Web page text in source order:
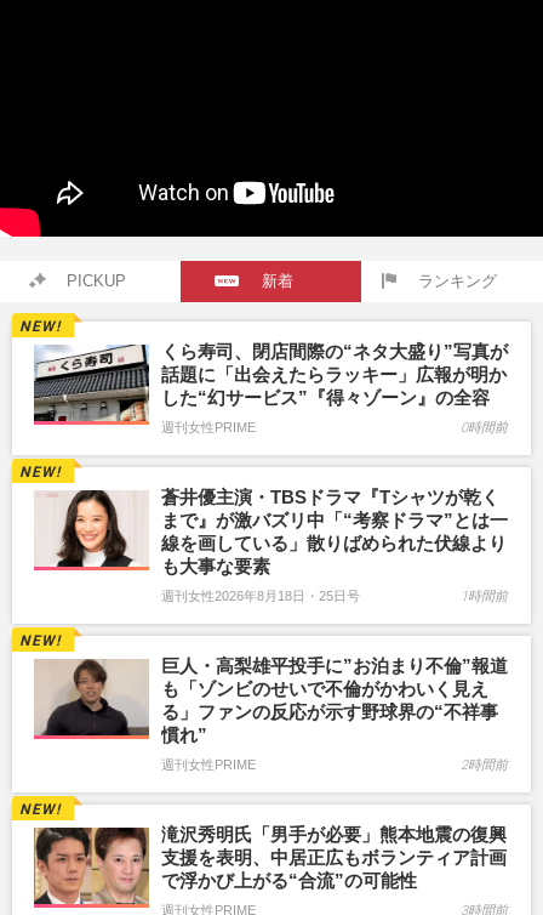
PICKUP 新着 ランキング
くら寿司、閉店間際の“ネタ大盛り”写真が
話題に「出会えたらラッキー」広報が明か
した“幻サービス”『得々ゾーン』の全容
週刊女性PRIME 0時間前
蒼井優主演・TBSドラマ『Tシャツが乾く
まで』が激バズリ中「“考察ドラマ”とは一
線を画している」散りばめられた伏線より
も大事な要素
週刊女性2026年8月18日・25日号 1時間前
巨人・高梨雄平投手に”お泊まり不倫”報道
も「ゾンビのせいで不倫がかわいく見え
る」ファンの反応が示す野球界の“不祥事
慣れ”
週刊女性PRIME 2時間前
滝沢秀明氏「男手が必要」熊本地震の復興
支援を表明、中居正広もボランティア計画
で浮かび上がる“合流”の可能性
週刊女性PRIME 3時間前